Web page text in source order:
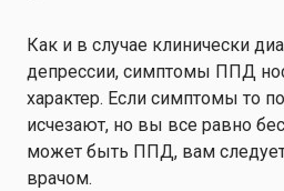
Как и в случае клинически
депрессии, симптомы ППД
характер. Если симптомы то
исчезают, но вы все равно
может быть ППД, вам
врачом.